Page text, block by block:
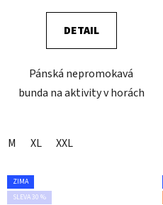
DETAIL
Pánská nepromokavá
bunda na aktivity v horách
M XL XXL
ZIMA
SLEVA 30 %